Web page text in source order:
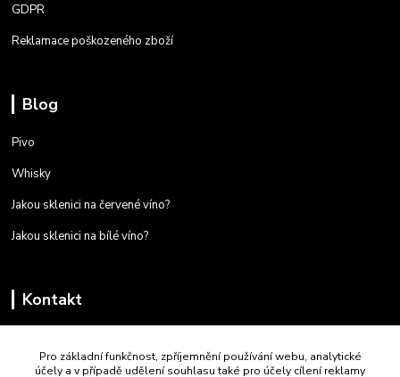
GDPR
Reklamace poškozeného zboží
Blog
Pivo
Whisky
Jakou sklenici na červené víno?
Jakou sklenici na bílé víno?
Kontakt
Po - Pá 9:00 - 16:00
Pro základní funkčnost, zpříjemnění používání webu, analytické
účely a v případě udělení souhlasu také pro účely cílení reklamy